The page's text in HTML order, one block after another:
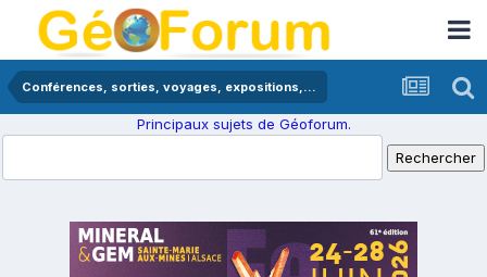
Conférences, sorties, voyages, expositions,...
Principaux sujets de Géoforum.